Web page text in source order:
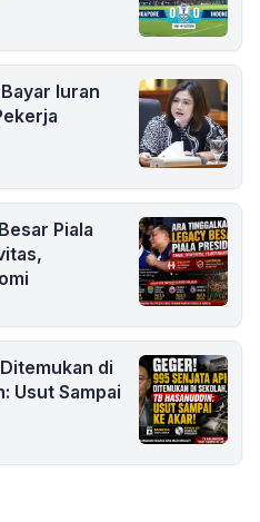
Iuran
Piala
di
Usut Sampai